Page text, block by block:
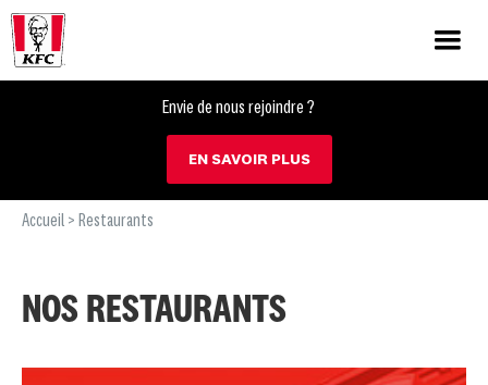
Envie de nous rejoindre ?
EN SAVOIR PLUS
Accueil > Restaurants
NOS RESTAURANTS